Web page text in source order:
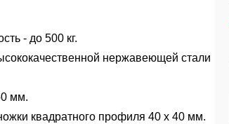
- до 500 кг.
нержавеющей стали
мм.
квадратного профиля 40 x 40 мм.